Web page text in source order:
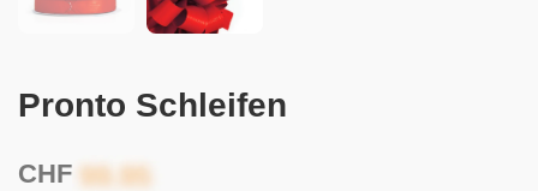
Pronto Schleifen
CHF